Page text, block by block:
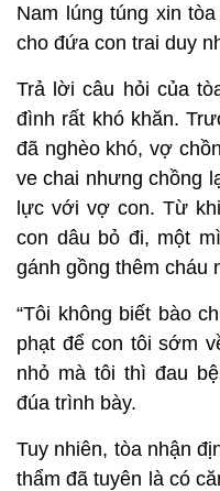
Nam lúng túng xin
cho đứa con trai duy
Trả lời câu hỏi của
đình rất khó khăn.
đã nghèo khó, vợ
ve chai nhưng chồng
lực với vợ con. Từ
con dâu bỏ đi, một
gánh gồng thêm cháu
“Tôi không biết bào
phạt để con tôi sớm
nhỏ mà tôi thì đau
đúa trình bày.
Tuy nhiên, tòa nhận
thẩm đã tuyên là có